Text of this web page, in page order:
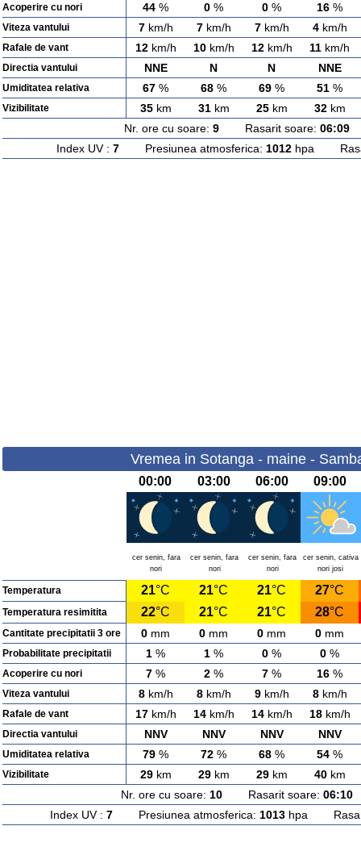
Acoperire cu nori 44 % 0 % 0 % 16 %
Viteza vantului 7km/h 7km/h 7km/h 4km/h
Rafale de vant 12km/h 10km/h 12km/h 11 km/h
Directia vantului NNE N N NNE
Umiditatea relativa 67 % 68 % 69 % 51 %
Vizibilitate 35km 31km 25km 32km
Nr. ore cu soare: 9Rasarit soare: 06:09
Index UV : 7 Presiunea atmosferica: 1012 hpa
Vremea in Sotanga - maine -
00:00 03:00 06:00 09:00
cer senin, fara
nori
cer senin, fara
nori
cer senin, fara
nori
cer senin, cativa
nori josi
Temperatura 21°C 21°C 21°C 27°C
Temperatura resimitita 22°C 21°C 21°C 28°C
Cantitate precipitatii 3 ore 0 mm 0 mm 0 mm 0 mm
Probabilitate precipitatii 1 % 1 % 0 % 0 %
Acoperire cu nori 7 % 2 % 7 % 16 %
Viteza vantului 8km/h 8km/h 9km/h 8km/h
Rafale de vant 17km/h 14km/h 14km/h 18km/h
Directia vantului NNV NNV NNV NNV
Umiditatea relativa 79 % 72 % 68 % 54 %
Vizibilitate 29km 29km 29km 40km
Nr. ore cu soare: 10Rasarit soare: 06:10
Index UV : 7Presiunea atmosferica: 1013hpa